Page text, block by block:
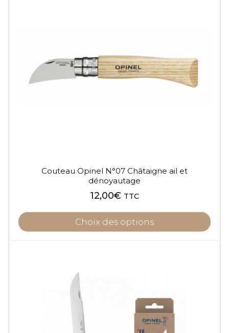
Couteau Opinel N°07 Châtaigne ail et
dénoyautage
12,00€ TTC
Choix des options